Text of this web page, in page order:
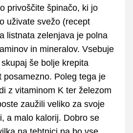
privoščite špinačo, ki jo
uživate svežo (recept
listnata zelenjava je polna
in mineralov. Vsebuje
še bolje krepita
posamezno. Poleg tega je
z vitaminom K ter železom
zaužili veliko za svoje
a malo kalorij. Dobro se